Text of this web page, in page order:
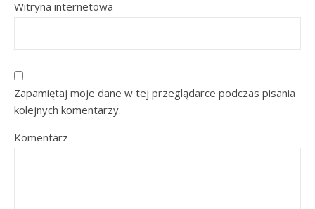
Witryna internetowa
Zapamiętaj moje dane w tej przeglądarce podczas pisania
kolejnych komentarzy.
Komentarz